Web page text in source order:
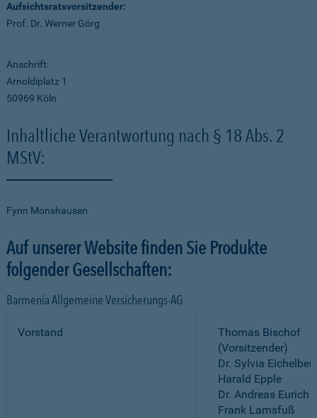
Aufsichtsratsvorsitzender:
Prof. Dr. Werner Görg
Anschrift:
Arnoldiplatz 1
50969 Köln
Inhaltliche Verantwortung nach § 18 Abs. 2
MStV:
Fynn Monshausen
Auf unserer Website finden Sie Produkte
folgender Gesellschaften:
Barmenia Allgemeine Versicherungs-AG
Vorstand
Thomas Bischof
(Vorsitzender)
Dr. Sylvia
Harald Epple
Dr. Andreas Eurich
Frank Lamsfuß